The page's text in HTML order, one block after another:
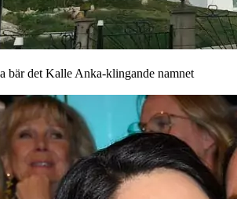
bär det Kalle Anka-klingande namnet